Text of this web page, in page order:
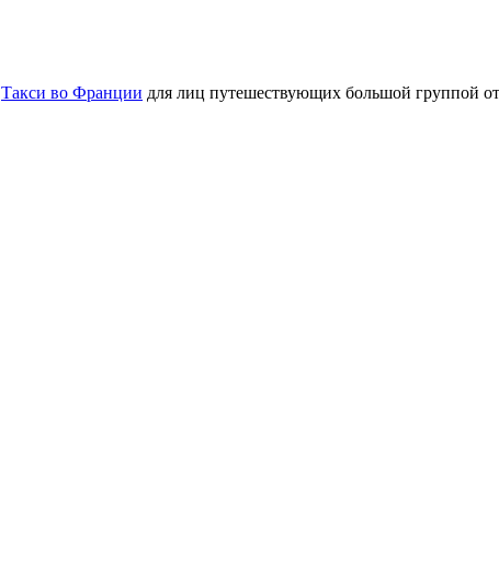
Такси во Франции для лиц путешествующих большой группой